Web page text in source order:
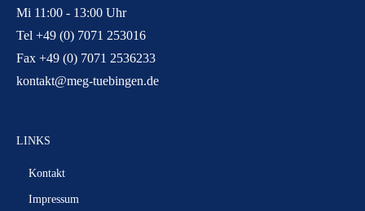
Mi 11:00 - 13:00 Uhr
Tel +49 (0) 7071 253016
Fax +49 (0) 7071 2536233
kontakt@meg-tuebingen.de
LINKS
Kontakt
Impressum